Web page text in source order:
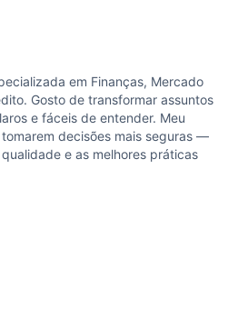
em Finanças, Mercado
Gosto de transformar assuntos
e fáceis de entender. Meu
decisões mais seguras —
e as melhores práticas